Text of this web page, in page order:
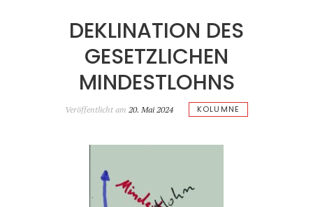
DEKLINATION DES
GESETZLICHEN
MINDESTLOHNS
Veröffentlicht am 20. Mai 2024 KOLUMNE